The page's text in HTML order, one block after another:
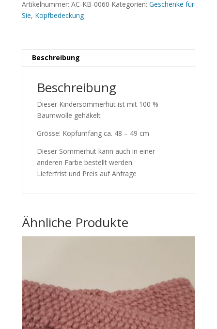
Artikelnummer: AC-KB-0060 Kategorien: Geschenke für
Sie, Kopfbedeckung
Beschreibung
Beschreibung
Dieser Kindersommerhut ist mit 100 %
Baumwolle gehäkelt
Grösse: Kopfumfang ca. 48 – 49 cm
Dieser Sommerhut kann auch in einer
anderen Farbe bestellt werden.
Lieferfrist und Preis auf Anfrage
Ähnliche Produkte